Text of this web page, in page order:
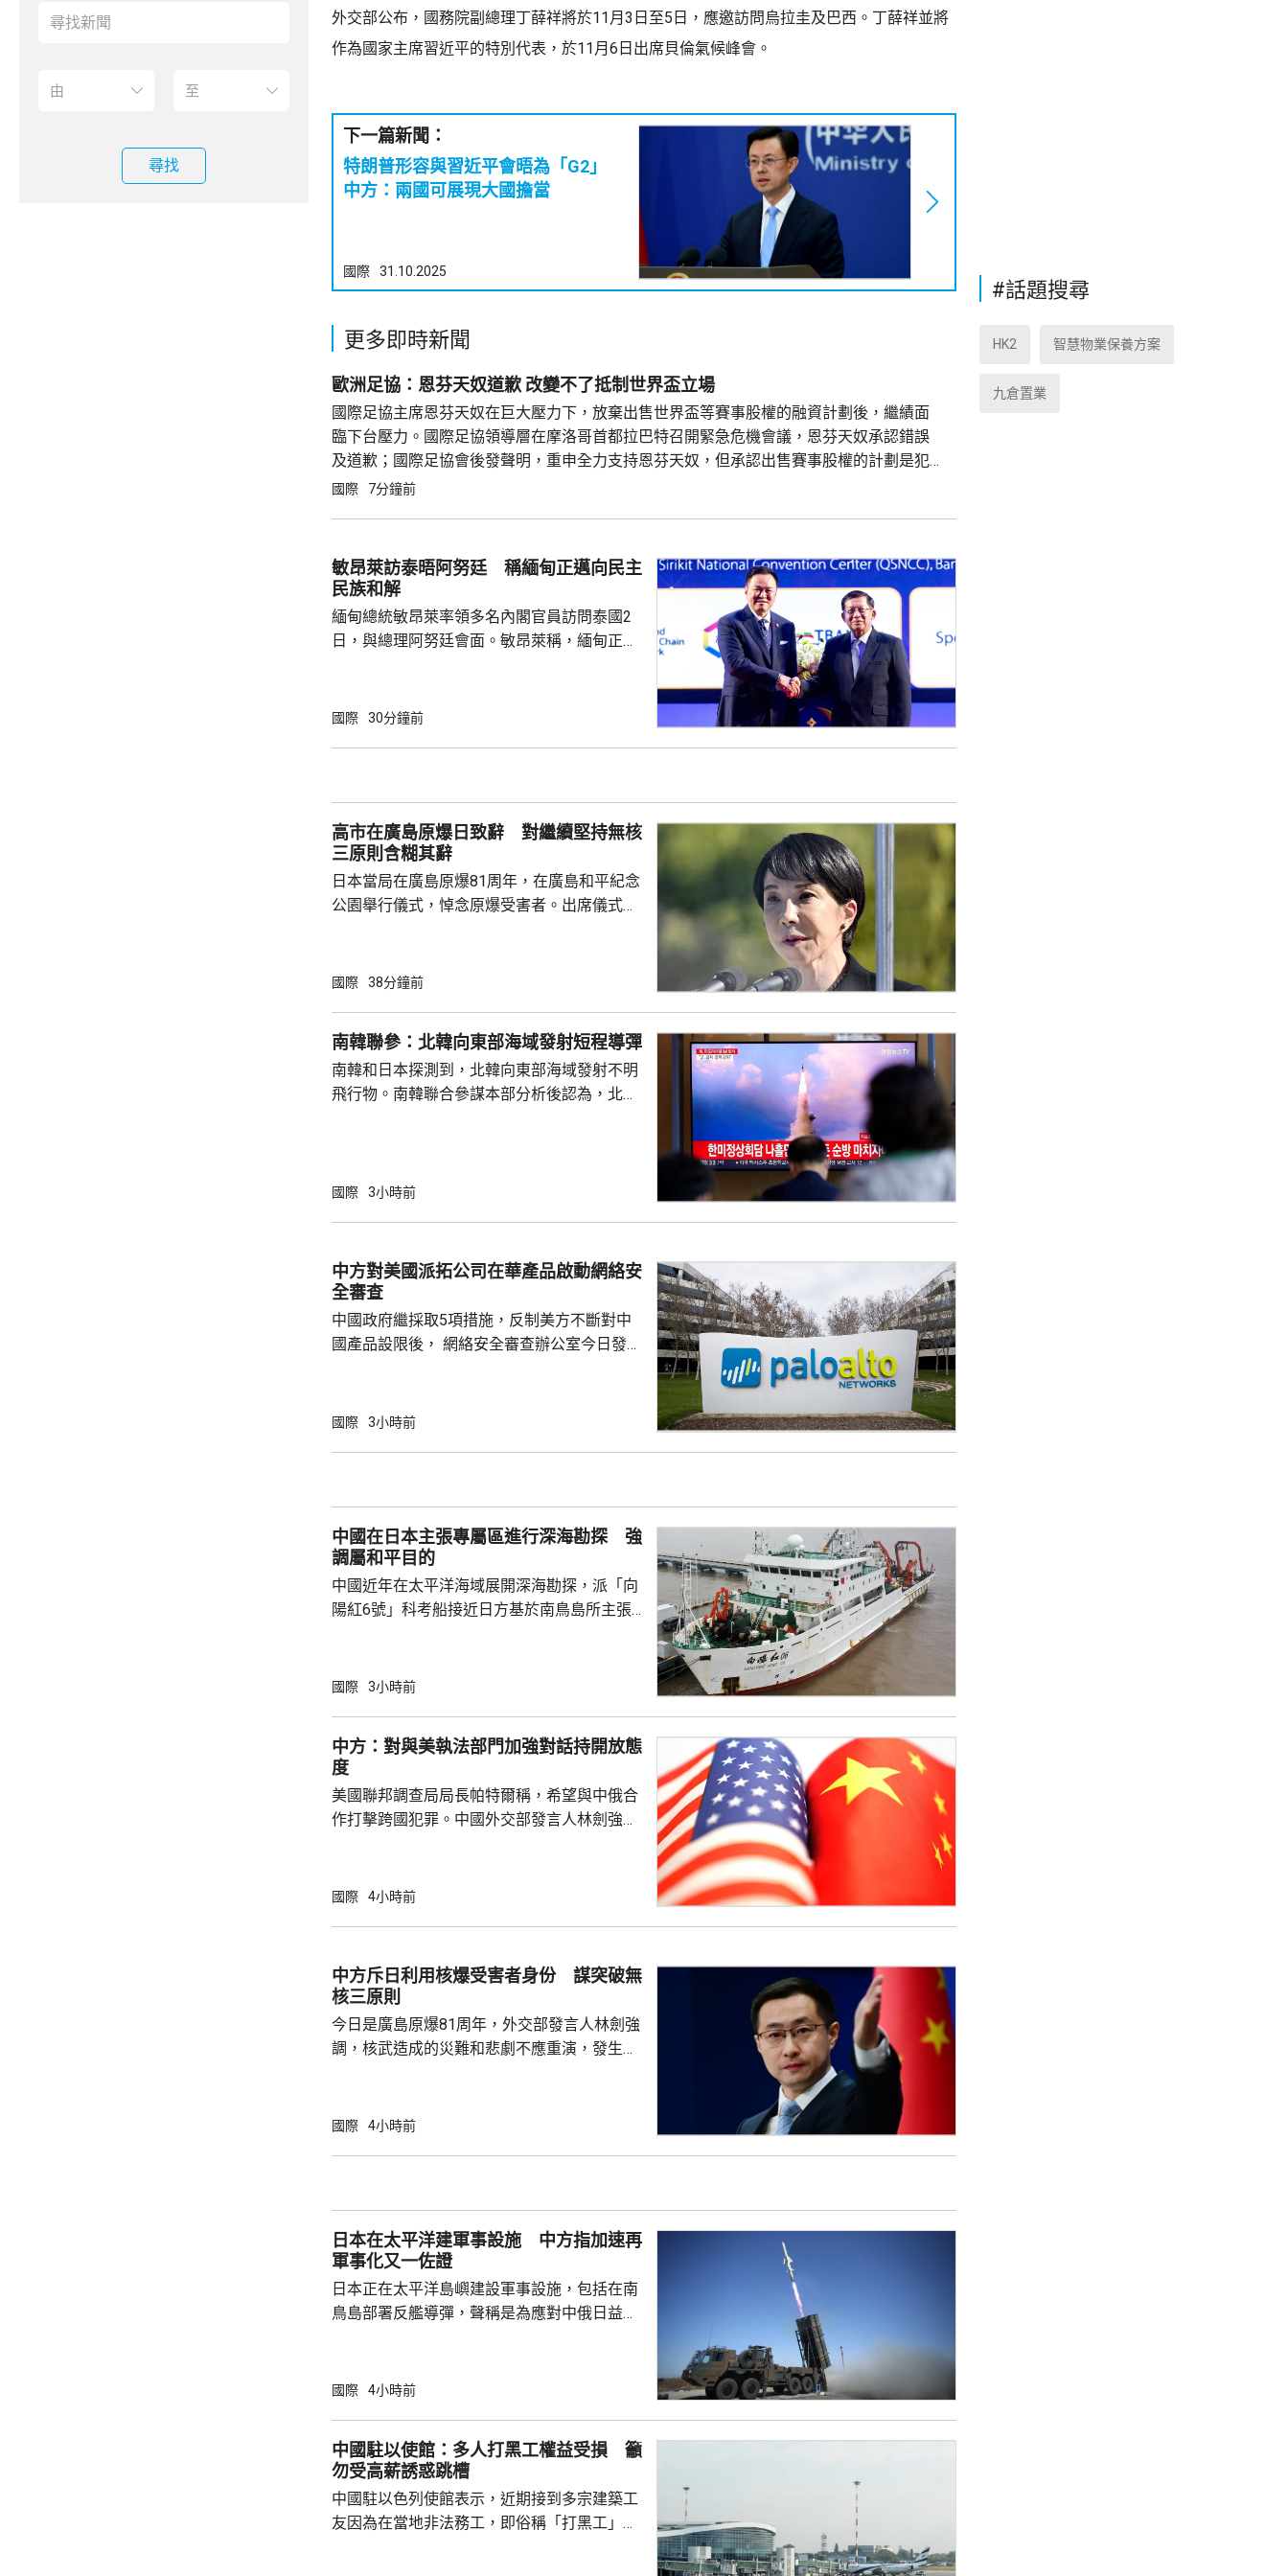
尋找
外交部公布，國務院副總理丁薛祥將於11月3日至5日，應邀訪問烏拉圭及巴西。丁薛祥並將
作為國家主席習近平的特別代表，於11月6日出席貝倫氣候峰會。
下一篇新聞：
特朗普形容與習近平會晤為「G2」
中方：兩國可展現大國擔當
國際 31.10.2025
更多即時新聞
歐洲足協：恩芬天奴道歉 改變不了抵制世界盃立場
國際足協主席恩芬天奴在巨大壓力下，放棄出售世界盃等賽事股權的融資計劃後，繼績面
臨下台壓力。國際足協領導層在摩洛哥首都拉巴特召開緊急危機會議，恩芬天奴承認錯誤
及道歉；國際足協會後發聲明，重申全力支持恩芬天奴，但承認出售賽事股權的計劃是犯
下錯誤，已致函理事會和211個成員協會道歉，承諾會確保類似事件不再發生。 歐洲足協
國際 7分鐘前
敏昂萊訪泰晤阿努廷 稱緬甸正邁向民主
民族和解
緬甸總統敏昂萊率領多名內閣官員訪問泰國2
日，與總理阿努廷會面。敏昂萊稱，緬甸正重
關係，並尋求與東盟建立更良好關係。阿努廷
理，以及太空觀測技術等。 今次是敏昂萊繼訪
問中國、印度和老撾後，近月出訪的第四個...
國際 30分鐘前
高市在廣島原爆日致辭 對繼續堅持無核
三原則含糊其辭
日本當局在廣島原爆81周年，在廣島和平紀念
公園舉行儀式，悼念原爆受害者。出席儀式的
為實現無核武世界而繼續不懈努力的使命。 不
持無核三原則，但並未明確表示日本將繼續堅
持有關原則。 高市在儀式結束後的記者會亦拒
絕就修訂「安保三文件」時是否堅持...
國際 38分鐘前
南韓聯參：北韓向東部海域發射短程導彈
南韓和日本探測到，北韓向東部海域發射不明
飛行物。南韓聯合參謀本部分析後認為，北韓
年以來的第10次。美國與南韓今個月將舉行戰
展示軍事威懾。
國際 3小時前
中方對美國派拓公司在華產品啟動網絡安
全審查
中國政府繼採取5項措施，反制美方不斷對中
國產品設限後， 網絡安全審查辦公室今日發公
公告指，為保障關鍵信息基礎設施安全穩定運
美國採取5項反制措施，包括加強無人機相關
兩用物項對出口管...
國際 3小時前
中國在日本主張專屬區進行深海勘探 強
調屬和平目的
中國近年在太平洋海域展開深海勘探，派「向
陽紅6號」科考船接近日方基於南鳥島所主張
林劍回應說，中方開展的海洋科研活動服務是
益。 至於中國航母「遼寧艦」去年6月進入太
平洋區域，林劍強調，中國一貫奉行防禦性國
防政策，中國軍艦在有關海域活動完全符...
國際 3小時前
中方：對與美執法部門加強對話持開放態
度
美國聯邦調查局局長帕特爾稱，希望與中俄合
作打擊跨國犯罪。中國外交部發言人林劍強
神，與美方開展執法領域合作。至於雙方是否
國際 4小時前
中方斥日利用核爆受害者身份 謀突破無
核三原則
今日是廣島原爆81周年，外交部發言人林劍強
調，核武造成的災難和悲劇不應重演，發生核
右翼勢力長期篡改歷史事實，政治利用「核爆
尋求美國強化對日本的核保護、圖謀突破「無
核三原則」，首相官邸高官甚至叫囂謀...
國際 4小時前
日本在太平洋建軍事設施 中方指加速再
軍事化又一佐證
日本正在太平洋島嶼建設軍事設施，包括在南
鳥島部署反艦導彈，聲稱是為應對中俄日益頻
日方停止造謠抹黑，切實反躬自省，認真汲取
行，為亞洲鄰國和世界帶來深重災難，時至今
日不僅拒絕反省歷史，還故技重施，不斷炮製
周邊國家威脅等虛假敘事，掩蓋持續強軍擴...
國際 4小時前
中國駐以使館：多人打黑工權益受損 籲
勿受高薪誘惑跳槽
中國駐以色列使館表示，近期接到多宗建築工
友因為在當地非法務工，即俗稱「打黑工」，
#話題搜尋
HK2 智慧物業保養方案
九倉置業